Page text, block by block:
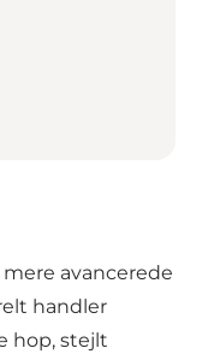
avancerede
handler
hop, stejlt